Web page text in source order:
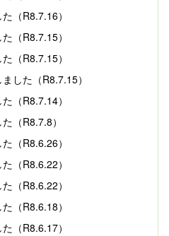
（R8.7.16）
（R8.7.15）
（R8.7.15）
した（R8.7.15）
（R8.7.14）
（R8.7.8）
（R8.6.26）
（R8.6.22）
（R8.6.22）
（R8.6.18）
（R8.6.17）